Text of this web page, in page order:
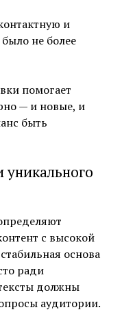
и
не более
помогает
— и новые, и
быть
уникального
с высокой
основа
ради
должны
аудитории.